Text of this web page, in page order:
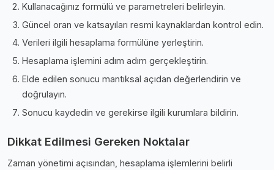
Kullanacağınız formülü ve parametreleri belirleyin.
Güncel oran ve katsayıları resmi kaynaklardan kontrol edin.
Verileri ilgili hesaplama formülüne yerleştirin.
Hesaplama işlemini adım adım gerçekleştirin.
Elde edilen sonucu mantıksal açıdan değerlendirin ve
doğrulayın.
Sonucu kaydedin ve gerekirse ilgili kurumlara bildirin.
Dikkat Edilmesi Gereken Noktalar
Zaman yönetimi açısından, hesaplama işlemlerini belirli